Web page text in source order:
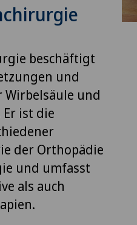
beschäftigt
und
und
Er ist die
der Orthopädie
und umfasst
als auch